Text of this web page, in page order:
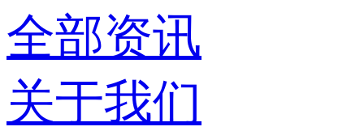
全部资讯
关于我们